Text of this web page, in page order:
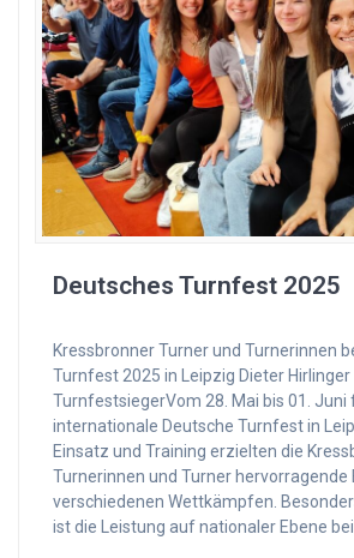
Deutsches Turnfest 2025
Kressbronner Turner und Turnerinnen
Turnfest 2025 in Leipzig Dieter
TurnfestsiegerVom 28. Mai bis 01. Juni
internationale Deutsche Turnfest in
Einsatz und Training erzielten die
Turnerinnen und Turner hervorragende
verschiedenen Wettkämpfen.
ist die Leistung auf nationaler Ebene